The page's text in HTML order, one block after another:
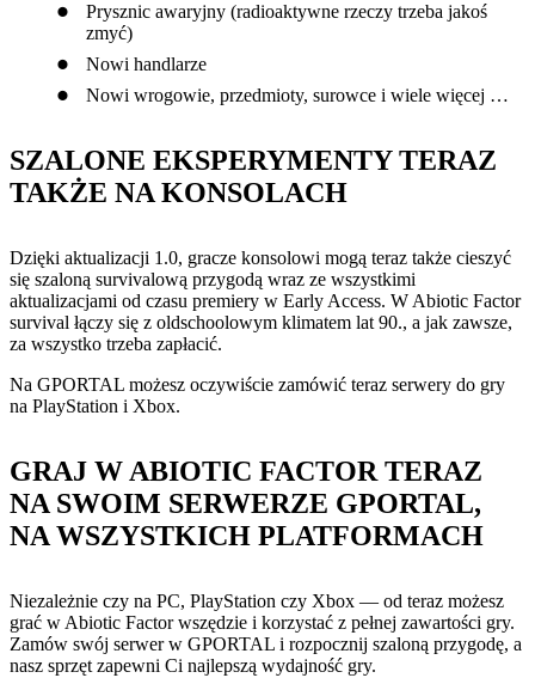
Prysznic awaryjny (radioaktywne rzeczy trzeba jakoś
zmyć)
Nowi handlarze
Nowi wrogowie, przedmioty, surowce i wiele więcej …
SZALONE EKSPERYMENTY TERAZ
TAKŻE NA KONSOLACH
Dzięki aktualizacji 1.0, gracze konsolowi mogą teraz także cieszyć
się szaloną survivalową przygodą wraz ze wszystkimi
aktualizacjami od czasu premiery w Early Access. W Abiotic Factor
survival łączy się z oldschoolowym klimatem lat 90., a jak zawsze,
za wszystko trzeba zapłacić.
Na GPORTAL możesz oczywiście zamówić teraz serwery do gry
na PlayStation i Xbox.
GRAJ W ABIOTIC FACTOR TERAZ
NA SWOIM SERWERZE GPORTAL,
NA WSZYSTKICH PLATFORMACH
Niezależnie czy na PC, PlayStation czy Xbox — od teraz możesz
grać w Abiotic Factor wszędzie i korzystać z pełnej zawartości gry.
Zamów swój serwer w GPORTAL i rozpocznij szaloną przygodę, a
nasz sprzęt zapewni Ci najlepszą wydajność gry.